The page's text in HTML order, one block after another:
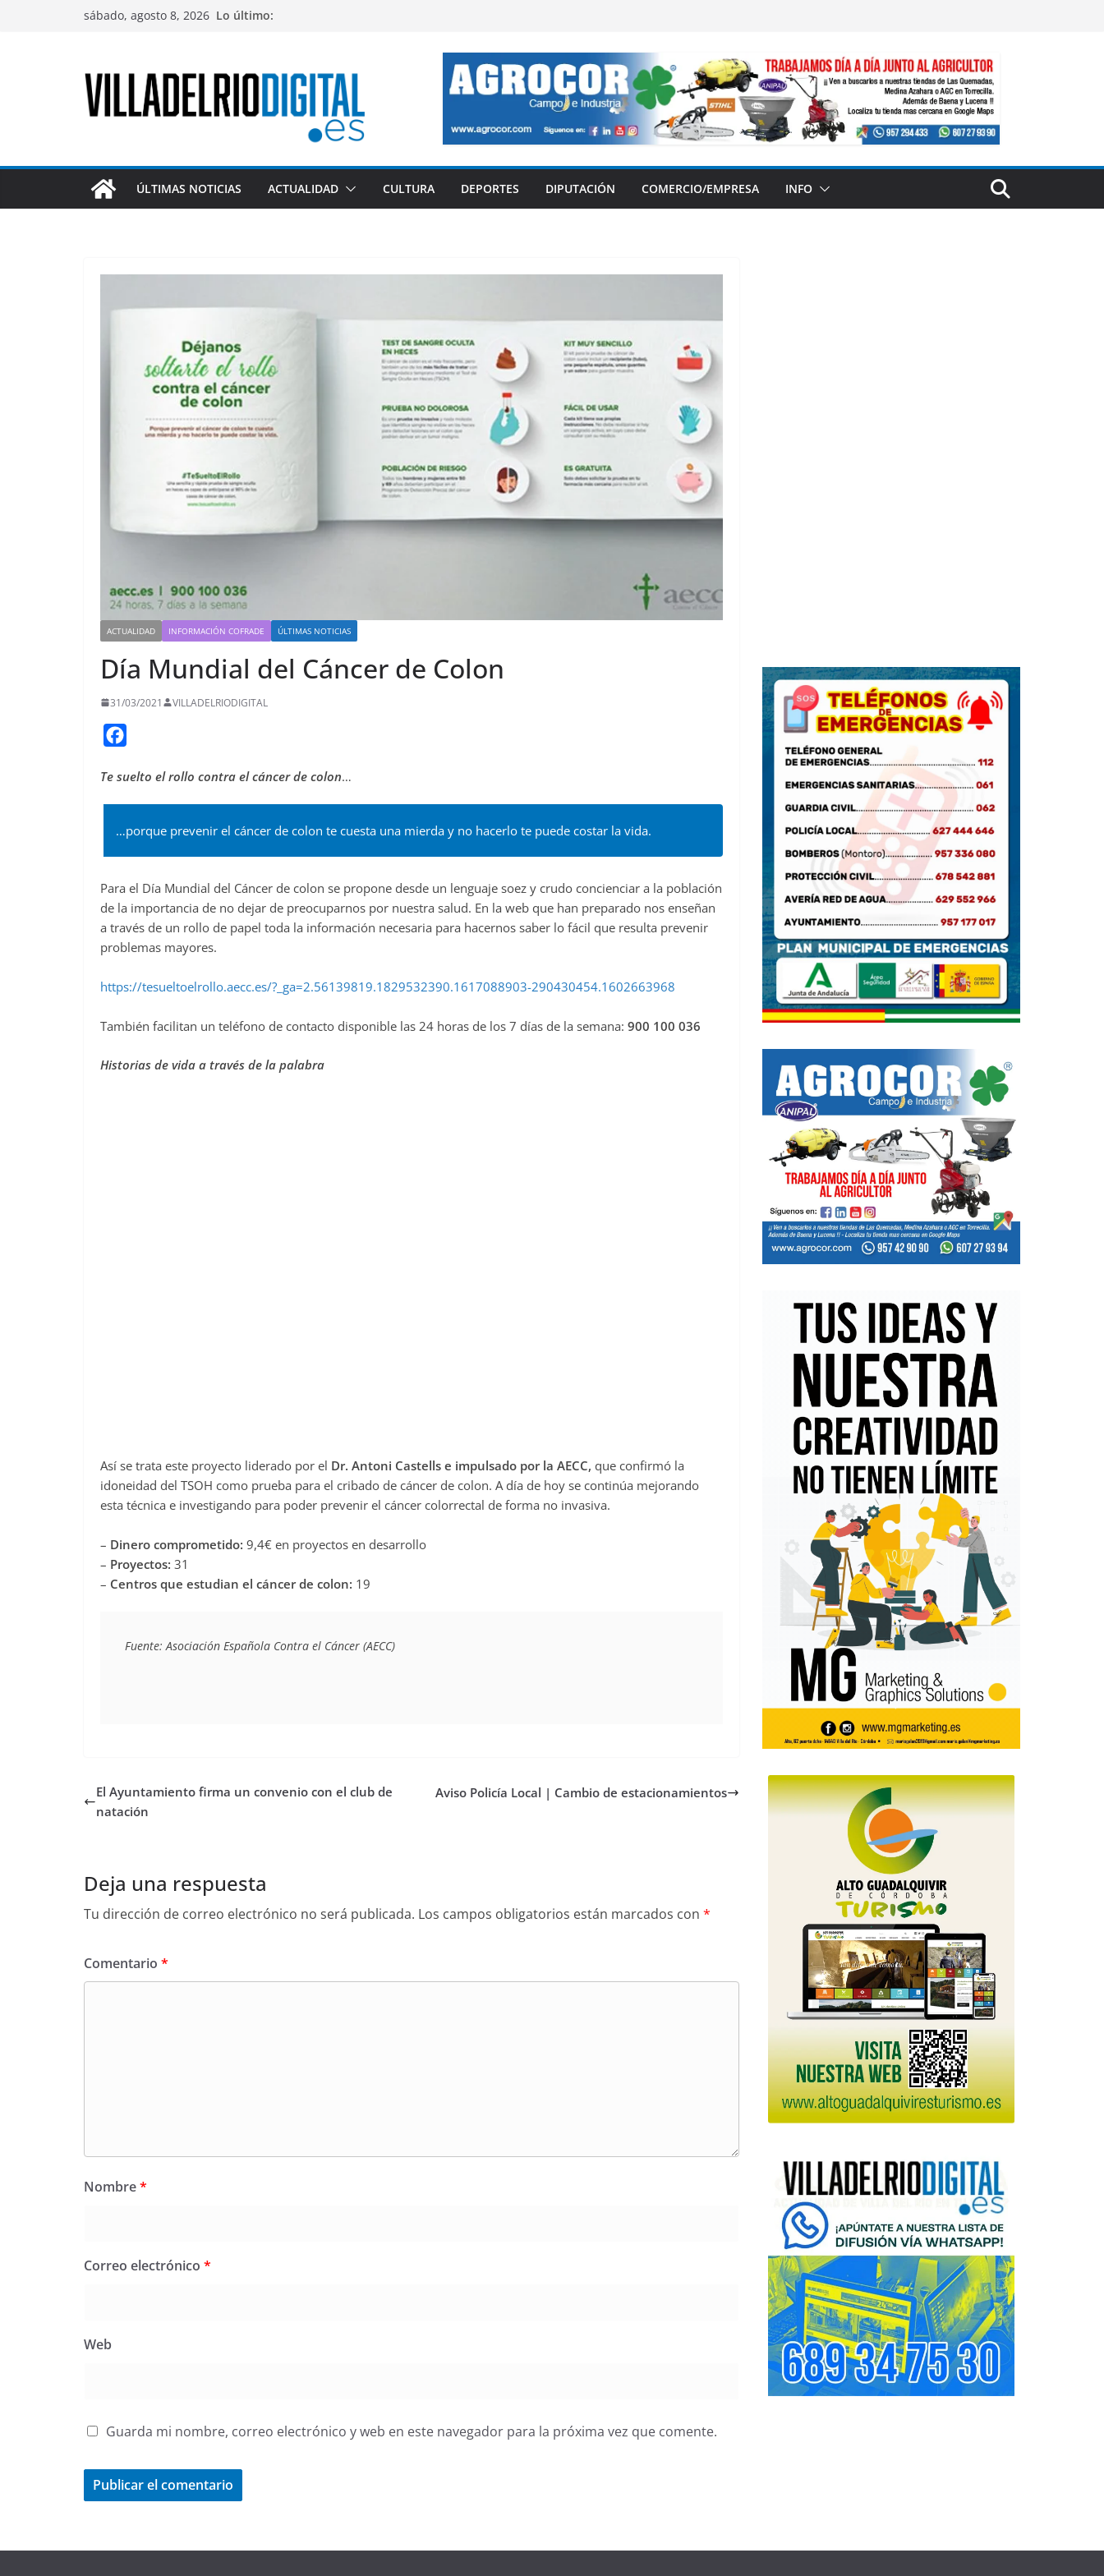
sábado, agosto 8, 2026 Lo último:
ÚLTIMAS NOTICIAS ACTUALIDAD CULTURA DEPORTES DIPUTACIÓN COMERCIO/EMPRESA INFO
ACTUALIDAD INFORMACIÓN COFRADE ÚLTIMAS NOTICIAS
Día Mundial del Cáncer de Colon
31/03/2021 VILLADELRIODIGITAL
c
e
b
k
Te suelto el rollo contra el cáncer de colon…
…porque prevenir el cáncer de colon te cuesta una mierda y no hacerlo te puede costar la vida.
Para el Día Mundial del Cáncer de colon se propone desde un lenguaje soez y crudo concienciar a la población
de la importancia de no dejar de preocuparnos por nuestra salud. En la web que han preparado nos enseñan
a través de un rollo de papel toda la información necesaria para hacernos saber lo fácil que resulta prevenir
problemas mayores.
https://tesueltoelrollo.aecc.es/?_ga=2.56139819.1829532390.1617088903-290430454.1602663968
También facilitan un teléfono de contacto disponible las 24 horas de los 7 días de la semana: 900 100 036
Historias de vida a través de la palabra
Así se trata este proyecto liderado por el Dr. Antoni Castells e impulsado por la AECC, que confirmó la
idoneidad del TSOH como prueba para el cribado de cáncer de colon. A día de hoy se continúa mejorando
esta técnica e investigando para poder prevenir el cáncer colorrectal de forma no invasiva.
– Dinero comprometido: 9,4€ en proyectos en desarrollo
– Proyectos: 31
– Centros que estudian el cáncer de colon: 19
Fuente: Asociación Española Contra el Cáncer (AECC)
El Ayuntamiento firma un convenio con el club de
natación
Aviso Policía Local | Cambio de estacionamientos
Deja una respuesta
Tu dirección de correo electrónico no será publicada. Los campos obligatorios están marcados con *
Comentario *
Nombre*
Correo electrónico *
Web
Guarda mi nombre, correo electrónico y web en este navegador para la próxima vez que comente.